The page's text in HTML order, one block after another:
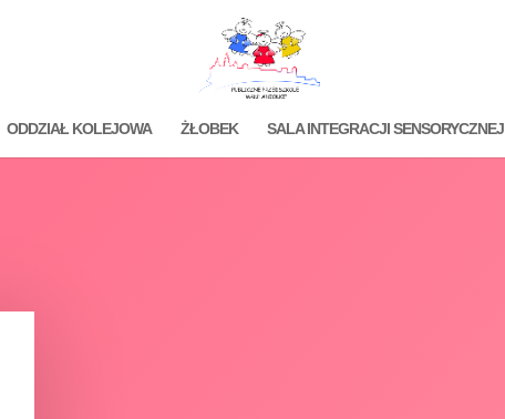
ODDZIAŁ KOLEJOWA ŻŁOBEK SALA INTEGRACJI SENSORYCZNEJ